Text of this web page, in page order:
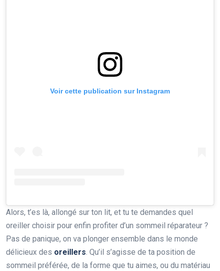
Voir cette publication sur Instagram
Alors, t’es là, allongé sur ton lit, et tu te demandes quel
oreiller choisir pour enfin profiter d’un sommeil réparateur ?
Pas de panique, on va plonger ensemble dans le monde
délicieux des oreillers. Qu’il s’agisse de ta position de
sommeil préférée, de la forme que tu aimes, ou du matériau